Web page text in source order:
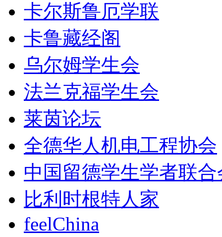
卡尔斯鲁厄学联
卡鲁藏经阁
乌尔姆学生会
法兰克福学生会
莱茵论坛
全德华人机电工程协会
中国留德学生学者联合
比利时根特人家
feelChina